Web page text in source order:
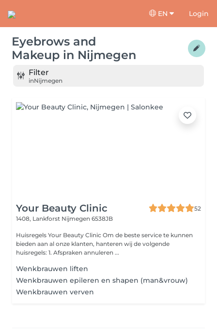
EN Login
Eyebrows and
Makeup in Nijmegen
Filter
inNijmegen
Your Beauty Clinic
52
1408, Lankforst Nijmegen 6538JB
Huisregels Your Beauty Clinic Om de beste service te kunnen
bieden aan al onze klanten, hanteren wij de volgende
huisregels: 1. Afspraken annuleren ...
Wenkbrauwen liften
Wenkbrauwen epileren en shapen (man&vrouw)
Wenkbrauwen verven